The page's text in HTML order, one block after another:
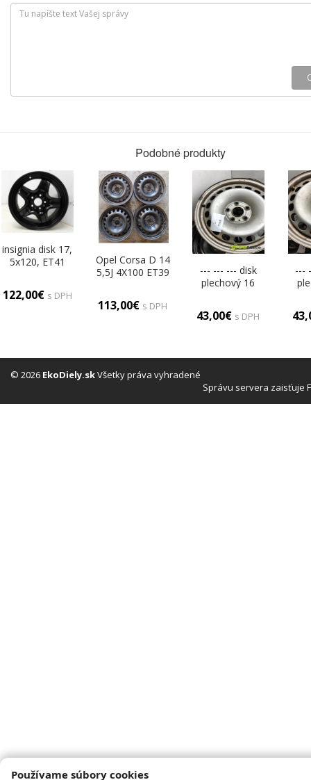
Podobné produkty
insignia disk 17,
5x120, ET41
122,00€ s DPH
Opel Corsa D 14
5,5J 4X100 ET39
113,00€ s DPH
--- --- --- disk
plechový 16
43,00€ s DPH
---
© 2026 EkoDiely.skVšetky práva vyhradené
Správu servera zaisťuje
Používame súbory cookies